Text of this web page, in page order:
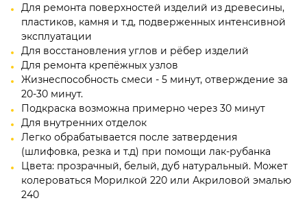
Для ремонта поверхностей изделий из древесины,
пластиков, камня и т.д, подверженных интенсивной
эксплуатации
Для восстановления углов и рёбер изделий
Для ремонта крепёжных узлов
Жизнеспособность смеси - 5 минут, отверждение за
20-30 минут.
Подкраска возможна примерно через 30 минут
Для внутренних отделок
Легко обрабатывается после затвердения
(шлифовка, резка и т.д) при помощи лак-рубанка
Цвета: прозрачный, белый, дуб натуральный. Может
колероваться Морилкой 220 или Акриловой эмалью
240
10. Konig: Реставрация поверхности из алюминия
Отзывы о 152015-057 Шпатлевка ПЭ, древесная, 150г
Будьте первым!
Нажимая кнопку, вы соглашаетесь с
конфиденциальности и обработки
персональных данных